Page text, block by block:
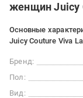
женщин Juicy
Основные
Juicy Couture Viva
Бренд:
Пол:
Вид: